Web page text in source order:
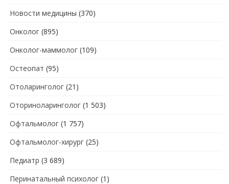
Новости медицины (370)
Онколог (895)
Онколог-маммолог (109)
Остеопат (95)
Отоларинголог (21)
Оториноларинголог (1 503)
Офтальмолог (1 757)
Офтальмолог-хирург (25)
Педиатр (3 689)
Перинатальный психолог (1)